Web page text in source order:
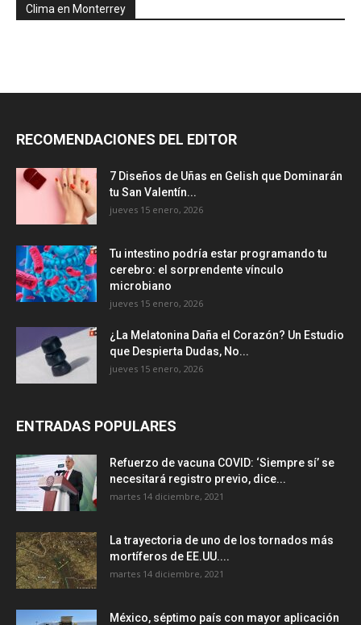
Clima en Monterrey
RECOMENDACIONES DEL EDITOR
7 Diseños de Uñas en Gelish que Dominarán
tu San Valentín...
jueves 15 enero, 2026
Tu intestino podría estar programando tu
cerebro: el sorprendente vínculo
microbiano
jueves 15 enero, 2026
¿La Melatonina Daña el Corazón? Un Estudio
que Despierta Dudas, No...
jueves 15 enero, 2026
ENTRADAS POPULARES
Refuerzo de vacuna COVID: ‘Siempre sí’ se
necesitará registro previo, dice...
martes 14 diciembre, 2021
La trayectoria de uno de los tornados más
mortíferos de EE.UU....
martes 14 diciembre, 2021
México, séptimo país con mayor aplicación